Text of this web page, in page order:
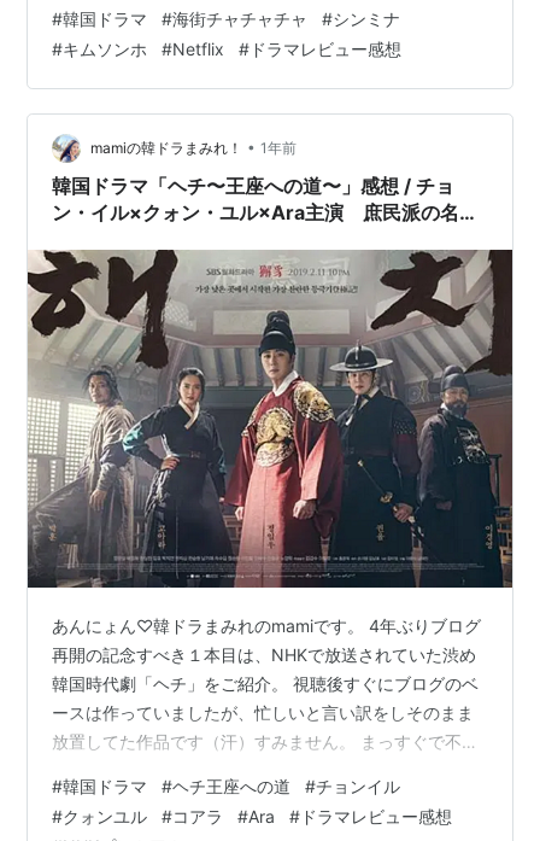
うジャンルで珍しくヒット！ 癒された〜〜〜〜〜😭笑っ
て、泣いて、また笑って。観終わったあと、心がぽわっ
と温かくなるような…そんな作品でした。 私の中では
「疲れた時に何度でも観たい韓ドラNo.1」です♡ 作品情
報 放送 原作：映画『どこかで誰かに何かあれば間違いな
く現れるMr.ホン』 演…
#韓国ドラマ #海街チャチャチャ #シンミナ
#キムソンホ #Netflix # ドラマレビュー感想
mamiの韓ドラまみれ！ • 1年前
韓国ドラマ「ヘチ〜王座への道〜」感想 / チョ
ン・イル×クォン・ユル×Ara主演 庶民派の名
あんにょん♡韓ドラまみれのmamiです。 4年ぶりブログ
再開の記念すべき１本目は、NHKで放送されていた渋め
韓国時代劇「ヘチ」をご紹介。 視聴後すぐにブログのベ
ースは作っていましたが、忙しいと言い訳をしそのまま
放置してた作品です（汗）すみません。 まっすぐで不器
思ってた以上に、良かった！！「政治」と「友情」と
「信念」が三拍子そろった、正統派な骨太ドラマでした
#韓国ドラマ #ヘチ王座への道 #チョンイル
#クォンユル #コアラ #Ara # ドラマレビュー感想